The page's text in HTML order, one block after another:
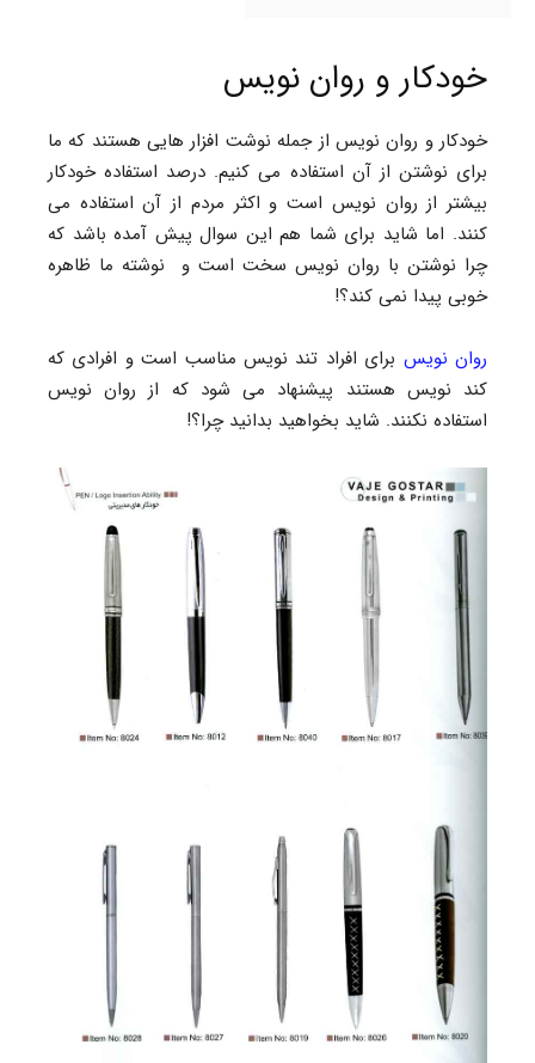
خودکار و روان نویس
خودکار و روان نویس از جمله نوشت افزار هایی هستند که ما
برای نوشتن از آن استفاده می کنیم. درصد استفاده خودکار
بیشتر از روان نویس است و اکثر مردم از آن استفاده می
کنند. اما شاید برای شما هم این سوال پیش آمده باشد که
چرا نوشتن با روان نویس سخت است و نوشته ما ظاهره
خوبی پیدا نمی کند؟!
روان نویس برای افراد تند نویس مناسب است و افرادی که
کند نویس هستند پیشنهاد می شود که از روان نویس
استفاده نکنند. شاید بخواهید بدانید چرا؟!